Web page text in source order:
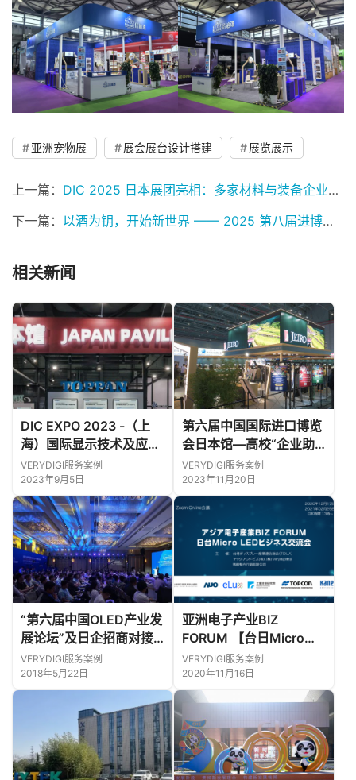
亚洲宠物展 展会展台设计搭建 展览展示
上一篇： DIC 2025 日本展团亮相：多家材料与装备企业集中展示前沿技术
下一篇： 以酒为钥，开始新世界 —— 2025 第八届进博会日本馆运营圆满收官
相关新闻
DIC EXPO 2023 -（上
海）国际显示技术及应用
创新展惊艳开展，日本馆
亮眼引观众驻足！
VERYDIGI服务案例
2023年9月5日
第六届中国国际进口博览
会日本馆—高校“企业助
理”尽心竭力!
VERYDIGI服务案例
2023年11月20日
“第六届中国OLED产业发
展论坛”及日企招商对接
会
VERYDIGI服务案例
2018年5月22日
亚洲电子产业BIZ
FORUM 【台日Micro
LED产业交流会】 ZOOM
在线会议和交流会
VERYDIGI服务案例
2020年11月16日